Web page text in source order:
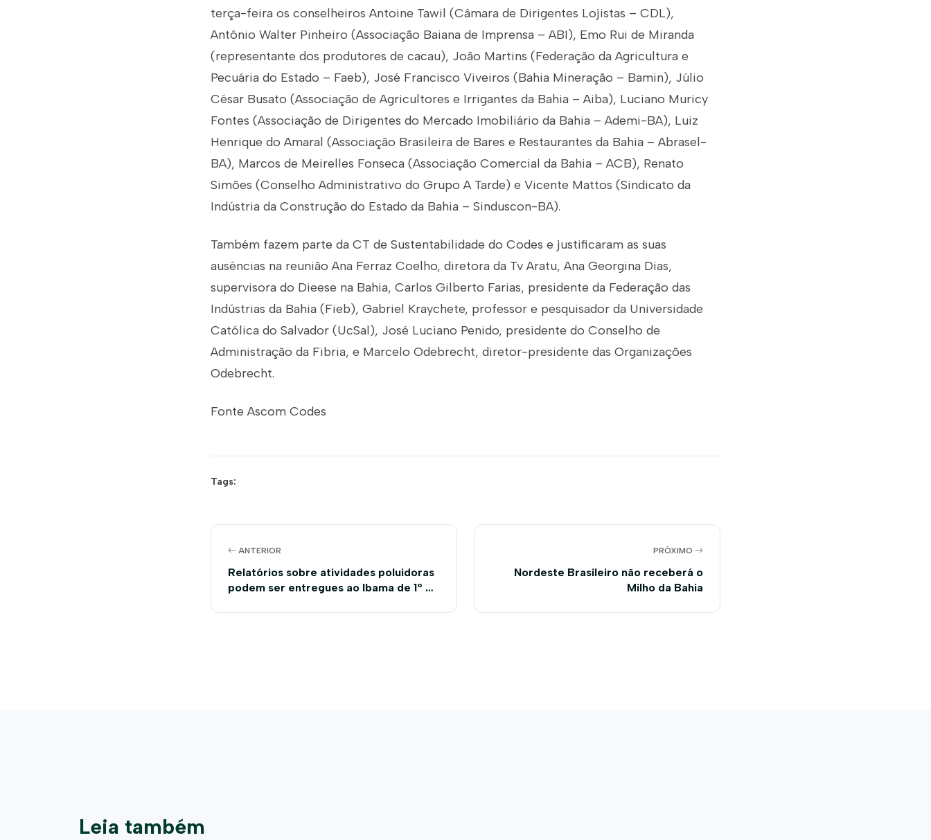
terça-feira os conselheiros Antoine Tawil (Câmara de Dirigentes Lojistas – CDL),
Antônio Walter Pinheiro (Associação Baiana de Imprensa – ABI), Emo Rui de Miranda
(representante dos produtores de cacau), João Martins (Federação da Agricultura e
Pecuária do Estado – Faeb), José Francisco Viveiros (Bahia Mineração – Bamin), Júlio
César Busato (Associação de Agricultores e Irrigantes da Bahia – Aiba), Luciano Muricy
Fontes (Associação de Dirigentes do Mercado Imobiliário da Bahia – Ademi-BA), Luiz
Henrique do Amaral (Associação Brasileira de Bares e Restaurantes da Bahia – Abrasel-
BA), Marcos de Meirelles Fonseca (Associação Comercial da Bahia – ACB), Renato
Simões (Conselho Administrativo do Grupo A Tarde) e Vicente Mattos (Sindicato da
Indústria da Construção do Estado da Bahia – Sinduscon-BA).
Também fazem parte da CT de Sustentabilidade do Codes e justificaram as suas
ausências na reunião Ana Ferraz Coelho, diretora da Tv Aratu, Ana Georgina Dias,
supervisora do Dieese na Bahia, Carlos Gilberto Farias, presidente da Federação das
Indústrias da Bahia (Fieb), Gabriel Kraychete, professor e pesquisador da Universidade
Católica do Salvador (UcSal), José Luciano Penido, presidente do Conselho de
Administração da Fibria, e Marcelo Odebrecht, diretor-presidente das Organizações
Odebrecht.
Fonte Ascom Codes
Tags:
ANTERIOR
Relatórios sobre atividades poluidoras
podem ser entregues ao Ibama de 1º de
PRÓXIMO
Nordeste Brasileiro não receberá o
Milho da Bahia
Leia também